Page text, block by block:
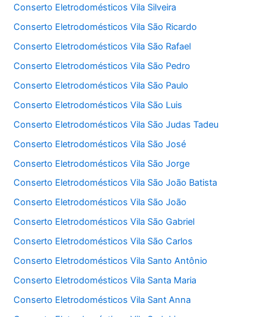
Conserto Eletrodomésticos Vila Silveira
Conserto Eletrodomésticos Vila São Ricardo
Conserto Eletrodomésticos Vila São Rafael
Conserto Eletrodomésticos Vila São Pedro
Conserto Eletrodomésticos Vila São Paulo
Conserto Eletrodomésticos Vila São Luis
Conserto Eletrodomésticos Vila São Judas Tadeu
Conserto Eletrodomésticos Vila São José
Conserto Eletrodomésticos Vila São Jorge
Conserto Eletrodomésticos Vila São João Batista
Conserto Eletrodomésticos Vila São João
Conserto Eletrodomésticos Vila São Gabriel
Conserto Eletrodomésticos Vila São Carlos
Conserto Eletrodomésticos Vila Santo Antônio
Conserto Eletrodomésticos Vila Santa Maria
Conserto Eletrodomésticos Vila Sant Anna